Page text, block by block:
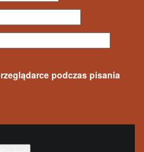
podczas pisania